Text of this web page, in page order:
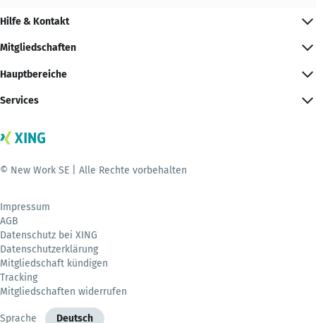
Hilfe & Kontakt
Mitgliedschaften
Hauptbereiche
Services
© New Work SE | Alle Rechte vorbehalten
Impressum
AGB
Datenschutz bei XING
Datenschutzerklärung
Mitgliedschaft kündigen
Tracking
Mitgliedschaften widerrufen
Sprache Deutsch